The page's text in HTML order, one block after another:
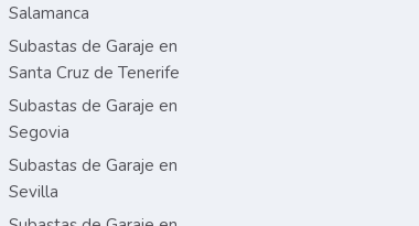
Salamanca
Subastas de Garaje en
Santa Cruz de Tenerife
Subastas de Garaje en
Segovia
Subastas de Garaje en
Sevilla